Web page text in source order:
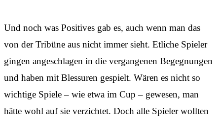
Und noch was Positives gab es, auch wenn man das
von der Tribüne aus nicht immer sieht. Etliche Spieler
gingen angeschlagen in die vergangenen Begegnungen
und haben mit Blessuren gespielt. Wären es nicht so
wichtige Spiele – wie etwa im Cup – gewesen, man
hätte wohl auf sie verzichtet. Doch alle Spieler wollten